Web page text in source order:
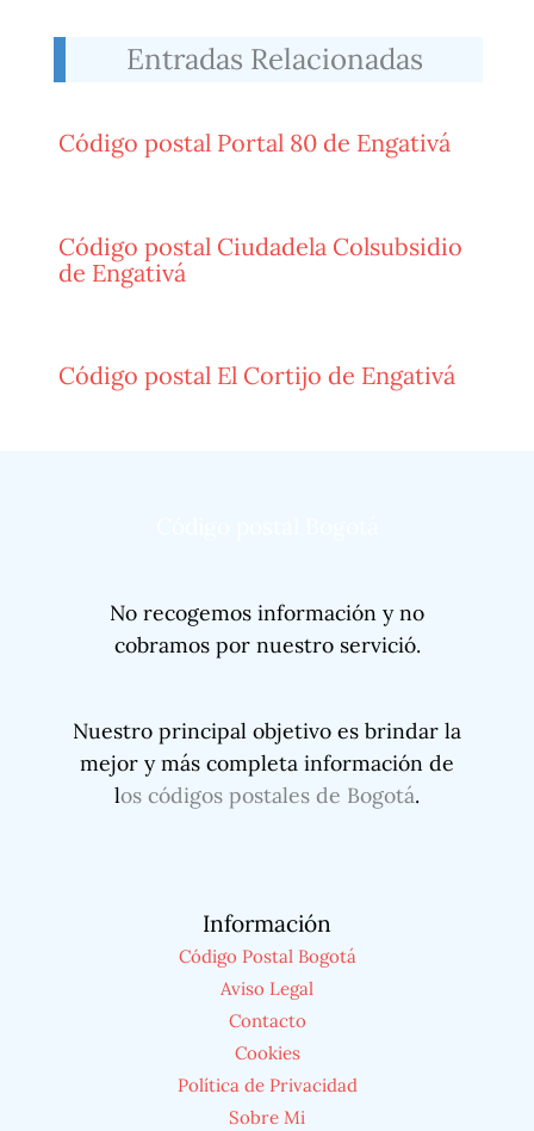
Entradas Relacionadas
Código postal Portal 80 de Engativá
Código postal Ciudadela Colsubsidio
de Engativá
Código postal El Cortijo de Engativá
No recogemos información y no
cobramos por nuestro servició.
Nuestro principal objetivo es brindar la
mejor y más completa información de
los códigos postales de Bogotá.
Información
Código Postal Bogotá
Aviso Legal
Contacto
Cookies
Política de Privacidad
Sobre Mi